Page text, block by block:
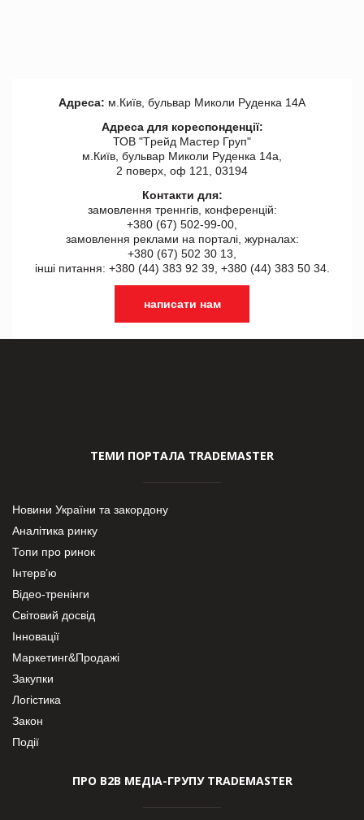
Адреса: м.Київ, бульвар Миколи Руденка 14А
Адреса для кореспонденції:
ТОВ "Tрейд Мастер Груп"
м.Київ, бульвар Миколи Руденка 14а,
2 поверх, оф 121, 03194
Контакти для:
замовлення треннгів, конференцій:
+380 (67) 502-99-00,
замовлення реклами на порталі, журналах:
+380 (67) 502 30 13,
інші питання: +380 (44) 383 92 39, +380 (44) 383 50 34.
написати нам
ТЕМИ ПОРТАЛА TRADEMASTER
Новини України та закордону
Аналітика ринку
Топи про ринок
Інтерв’ю
Відео-тренінги
Світовий досвід
Інновації
Маркетинг&Продажі
Закупки
Логістика
Закон
Події
ПРО В2В МЕДІА-ГРУПУ TRADEMASTER